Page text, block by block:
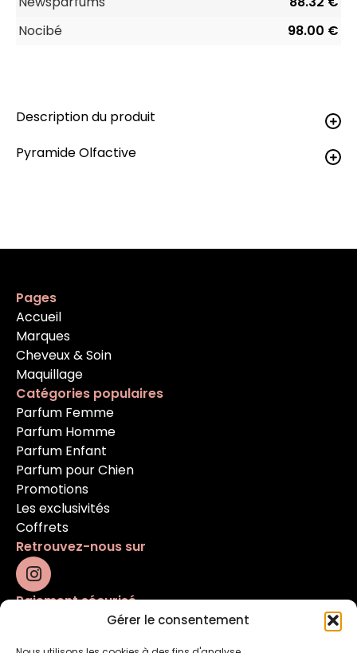
Gérer le consentement
Nocibé
98.00 €
Description du produit
Pyramide Olfactive
Pages
Accueil
Marques
Cheveux & Soin
Maquillage
Catégories populaires
Parfum Femme
Parfum Homme
Parfum Enfant
Parfum pour Chien
Promotions
Les exclusivités
Coffrets
Retrouvez-nous sur
Paiement sécurisé